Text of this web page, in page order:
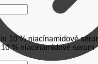
% niacínamidové sérum